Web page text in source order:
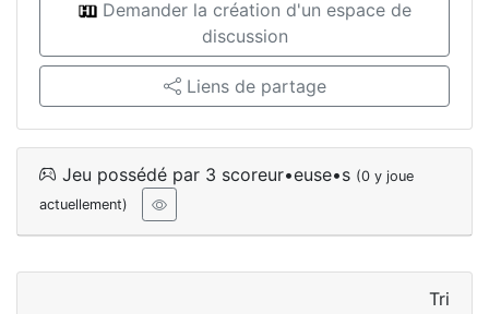
Demander la création d'un espace de
discussion
Liens de partage
Jeu possédé par 3 scoreur•euse•s (0 y joue
actuellement)
Tri